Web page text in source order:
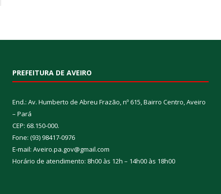
PREFEITURA DE AVEIRO
End.: Av. Humberto de Abreu Frazão, nº 615, Bairro Centro, Aveiro
– Pará
CEP: 68.150-000.
Fone: (93) 98417-0976
E-mail: Aveiro.pa.gov@gmail.com
Horário de atendimento: 8h00 às 12h – 14h00 às 18h00